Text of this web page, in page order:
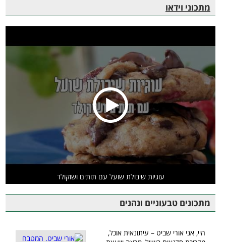
מתכוני וידאו
עוגיות שיבולת שועל עם תותים ושוקולד
מתכונים טבעוניים ונהנים
היי, אני אורי שביט – עיתונאית אוכל,